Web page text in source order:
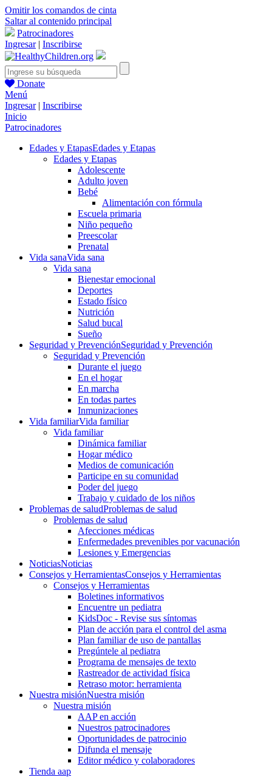
Omitir los comandos de cinta
Saltar al contenido principal
Patrocinadores
Ingresar| Inscribirse
Donate
Menú
Ingresar| Inscribirse
Inicio
Patrocinadores
Edades y EtapasEdades y Etapas
Edades y Etapas
Adolescente
Adulto joven
Bebé
Alimentación con fórmula
Escuela primaria
Niño pequeño
Preescolar
Prenatal
Vida sanaVida sana
Vida sana
Bienestar emocional
Deportes
Estado físico
Nutrición
Salud bucal
Sueño
Seguridad y PrevenciónSeguridad y Prevención
Seguridad y Prevención
Durante el juego
En el hogar
En marcha
En todas partes
Inmunizaciones
Vida familiarVida familiar
Vida familiar
Dinámica familiar
Hogar médico
Medios de comunicación
Participe en su comunidad
Poder del juego
Trabajo y cuidado de los niños
Problemas de saludProblemas de salud
Problemas de salud
Afecciones médicas
Enfermedades prevenibles por vacunación
Lesiones y Emergencias
NoticiasNoticias
Consejos y HerramientasConsejos y Herramientas
Consejos y Herramientas
Boletines informativos
Encuentre un pediatra
KidsDoc - Revise sus síntomas
Plan de acción para el control del asma
Plan familiar de uso de pantallas
Pregúntele al pediatra
Programa de mensajes de texto
Rastre​​ador de activida​d física
Retraso motor: herramienta
Nuestra misiónNuestra misión
Nuestra misión
AAP en acción
Nuestros patrocinadores
Oportunidades de patrocinio
Difunda el mensaje
Editor médico y colaboradores
Tienda aap